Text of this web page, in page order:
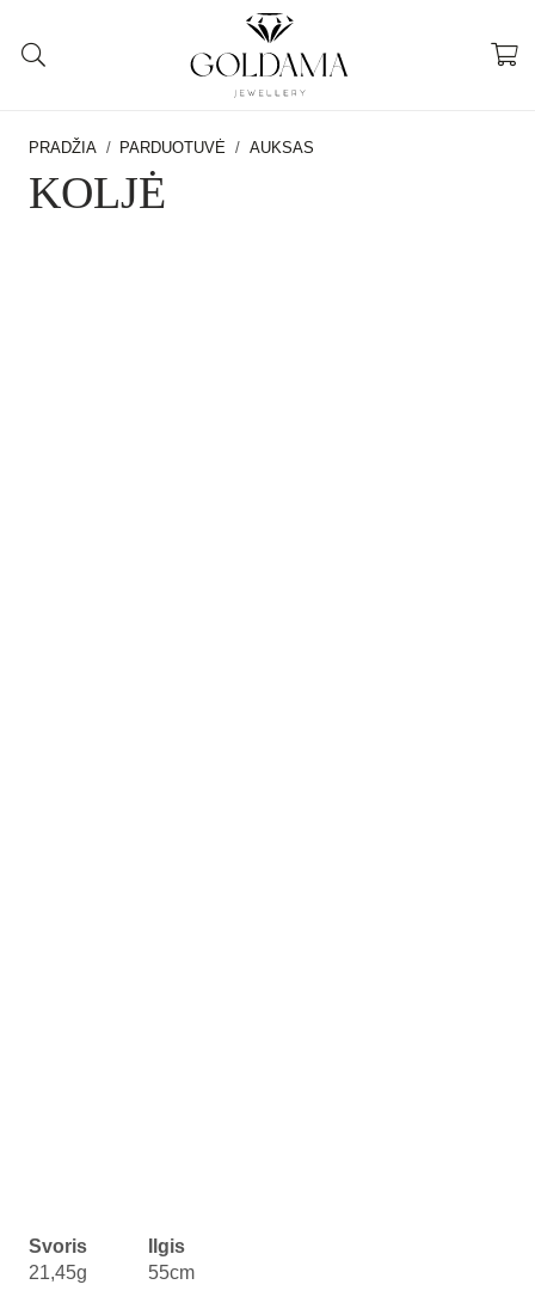
PRADŽIA / PARDUOTUVĖ / AUKSAS
KOLJĖ
Svoris
21,45g
Ilgis
55cm